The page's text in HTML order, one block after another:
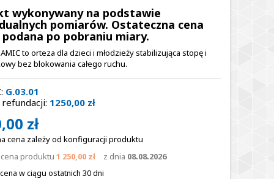
wykonywany na podstawie
pomiarów. Ostateczna cena
po pobraniu miary.
to orteza dla dzieci i młodzieży stabilizująca stopę i
bez blokowania całego ruchu.
G.03.01
1250,00 zł
zł
cena zależy od konfiguracji produktu
produktu 1 250,00 zł z dnia 08.08.2026
w ciągu ostatnich 30 dni